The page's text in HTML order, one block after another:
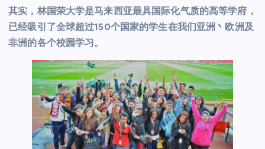
其实，林国荣大学是马来西亚最具国际化气质的高等学府，
已经吸引了全球超过150个国家的学生在我们亚洲丶欧洲及
非洲的各个校园学习。